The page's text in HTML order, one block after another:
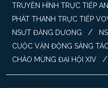
TRUYỀN HÌNH TRỰC TIẾP
PHÁT THANH TRỰC TIẾP
NSƯT ĐĂNG DƯƠNG /
CUỘC VẬN ĐỘNG SÁNG
CHÀO MỪNG ĐẠI HỘI XIV /
Bình luận